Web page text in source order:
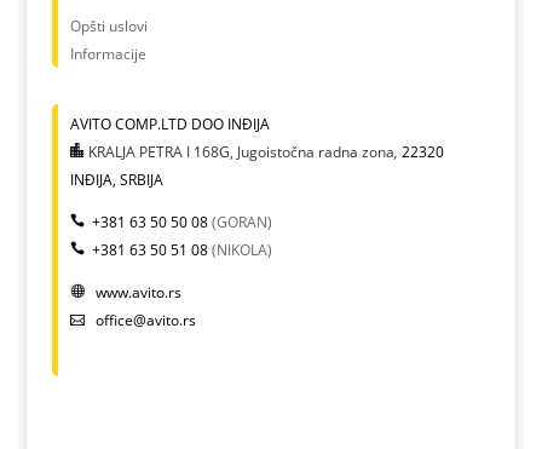
Opšti uslovi
Informacije
AVITO COMP.LTD DOO INĐIJA
KRALJA PETRA I 168G, Jugoistočna radna zona, 22320
INĐIJA, SRBIJA
+381 63 50 50 08(GORAN)
+381 63 50 51 08(NIKOLA)
www.avito.rs
office@avito.rs